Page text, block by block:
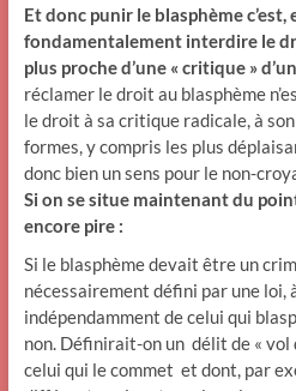
Et donc punir le blasphème c’est,
fondamentalement interdire le
plus proche d’une « critique »
réclamer le droit au blasphème
le droit à sa critique radicale, à
formes, y compris les plus
donc bien un sens pour le non-
Si on se situe maintenant du
encore pire :
Si le blasphème devait être un
nécessairement défini par une loi,
indépendamment de celui qui
non. Définirait-on un délit de « vol
celui qui le commet et dont, par